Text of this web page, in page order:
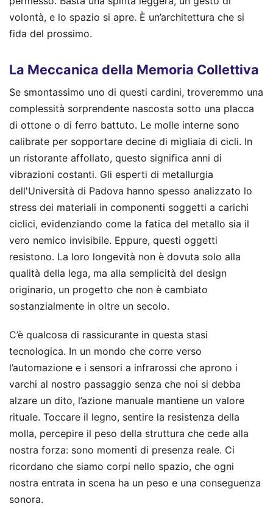
volontà, e lo spazio si apre. È un’architettura che si
fida del prossimo.
La Meccanica della Memoria Collettiva
Se smontassimo uno di questi cardini, troveremmo una
complessità sorprendente nascosta sotto una placca
di ottone o di ferro battuto. Le molle interne sono
calibrate per sopportare decine di migliaia di cicli. In
un ristorante affollato, questo significa anni di
vibrazioni costanti. Gli esperti di metallurgia
dell'Università di Padova hanno spesso analizzato lo
stress dei materiali in componenti soggetti a carichi
ciclici, evidenziando come la fatica del metallo sia il
vero nemico invisibile. Eppure, questi oggetti
resistono. La loro longevità non è dovuta solo alla
qualità della lega, ma alla semplicità del design
originario, un progetto che non è cambiato
sostanzialmente in oltre un secolo.
C’è qualcosa di rassicurante in questa stasi
tecnologica. In un mondo che corre verso
l’automazione e i sensori a infrarossi che aprono i
varchi al nostro passaggio senza che noi si debba
alzare un dito, l’azione manuale mantiene un valore
rituale. Toccare il legno, sentire la resistenza della
molla, percepire il peso della struttura che cede alla
nostra forza: sono momenti di presenza reale. Ci
ricordano che siamo corpi nello spazio, che ogni
nostra entrata in scena ha un peso e una conseguenza
sonora.